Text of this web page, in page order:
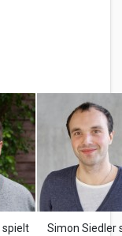
spielt
Simon Siedler